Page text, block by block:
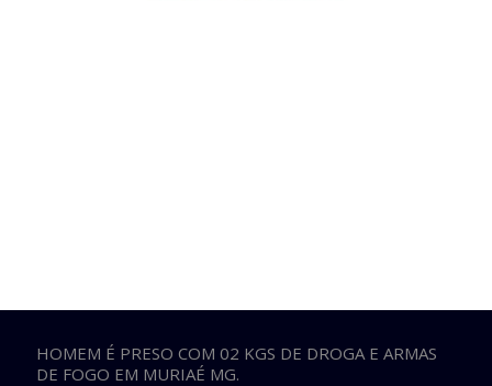
HOMEM É PRESO COM 02 KGS DE DROGA E ARMAS
DE FOGO EM MURIAÉ MG.